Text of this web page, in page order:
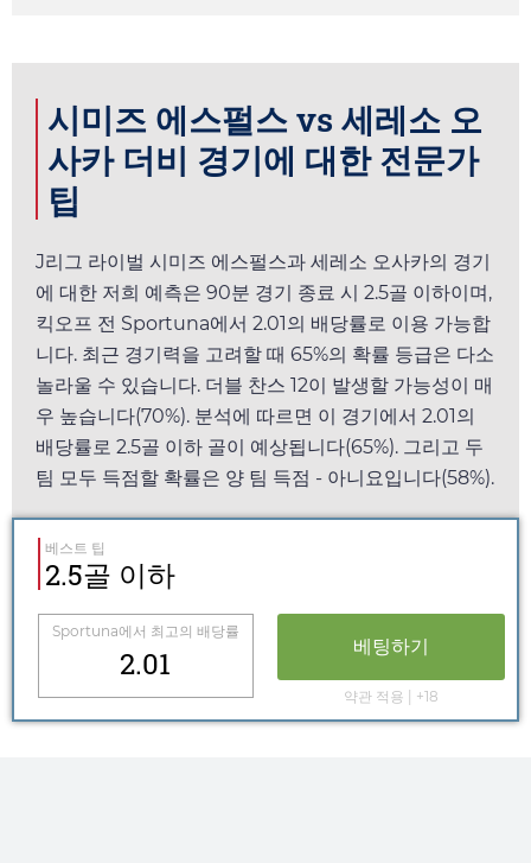
시미즈 에스펄스 vs 세레소 오
사카 더비 경기에 대한 전문가
팁
J리그 라이벌 시미즈 에스펄스과 세레소 오사카의 경기
에 대한 저희 예측은 90분 경기 종료 시 2.5골 이하이며,
킥오프 전 Sportuna에서 2.01의 배당률로 이용 가능합
니다. 최근 경기력을 고려할 때 65%의 확률 등급은 다소
놀라울 수 있습니다. 더블 찬스 12이 발생할 가능성이 매
우 높습니다(70%). 분석에 따르면 이 경기에서 2.01의
배당률로 2.5골 이하 골이 예상됩니다(65%). 그리고 두
팀 모두 득점할 확률은 양 팀 득점 - 아니요입니다(58%).
베스트 팁
2.5골 이하
Sportuna에서 최고의 배당률
2.01 베팅하기
약관 적용 | +18